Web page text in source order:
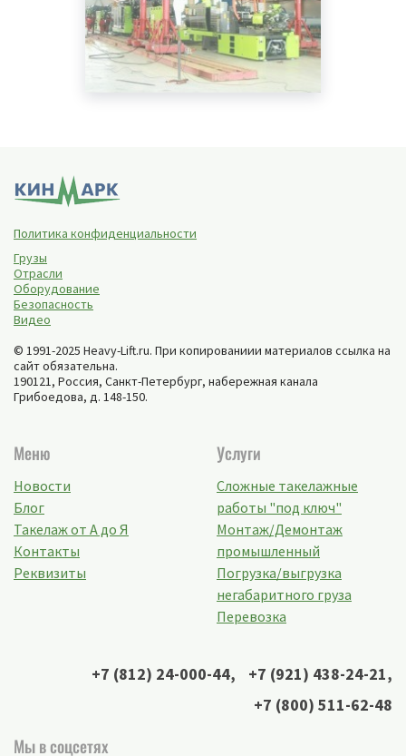
Политика конфиденциальности
Грузы
Отрасли
Оборудование
Безопасность
Видео
© 1991-2025 Heavy-Lift.ru. При копированиии материалов ссылка на
сайт обязательна.
190121, Россия, Санкт-Петербург, набережная канала
Грибоедова, д. 148-150.
Меню
Новости
Блог
Такелаж от А до Я
Контакты
Реквизиты
Услуги
Сложные такелажные
работы "под ключ"
Монтаж/Демонтаж
промышленный
Погрузка/выгрузка
негабаритного груза
Перевозка
+7 (812) 24-000-44, +7 (921) 438-24-21,
+7 (800) 511-62-48
Мы в соцсетях